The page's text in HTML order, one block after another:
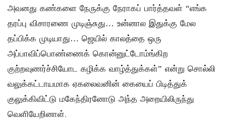
அவனது கண்களை நேருக்கு நேராகப் பார்த்தவள் “எங்க
தரப்பு விசாரணை முடிஞ்சுது… உன்னால இதுக்கு மேல
தப்பிக்க முடியாது… ஜெயில் காலத்தை ஒரு
அப்பாவிப்பொண்ணைக் கொன்னுட்டோம்ங்கிற
குற்றவுணர்ச்சியோட கழிக்க வாழ்த்துக்கள்” என்று சொல்லி
வலுக்கட்டாயமாக ஏகலைவனின் கையைப் பிடித்துக்
குலுக்கிவிட்டு மகேந்திரனோடு அந்த அறையிலிருந்து
வெளியேறினாள்.